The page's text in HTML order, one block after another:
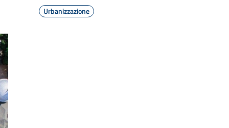
Urbanizzazione